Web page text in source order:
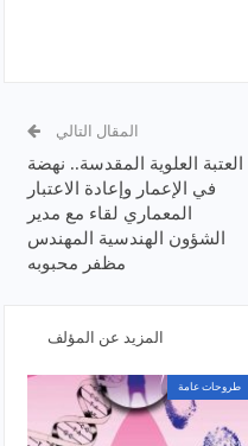
المقال التالي
العتبة العلوية المقدسة.. نهضة
في الإعمار وإعادة الاعتبار
المعماري لقاء مع مدير
الشؤون الهندسية المهندس
مظفر محبوبه
المزيد عن المؤلف
طروحات عامة